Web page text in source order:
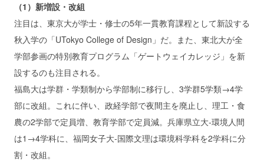
（1）新増設・改組
注目は、東京大が学士・修士の5年一貫教育課程として新設する
秋入学の「UTokyo College of Design」だ。また、東北大が全
学部参画の特別教育プログラム「ゲートウェイカレッジ」を新
設するのも注目される。
福島大は学群・学類制から学部制に移行し、3学群5学類→4学
部に改組。これに伴い、政経学部で夜間主を廃止し、理工・食
農の2学部で定員増、教育学部で定員減。兵庫県立大‐環境人間
は1→4学科に、福岡女子大‐国際文理は環境科学科を2学科に分
割・改組。